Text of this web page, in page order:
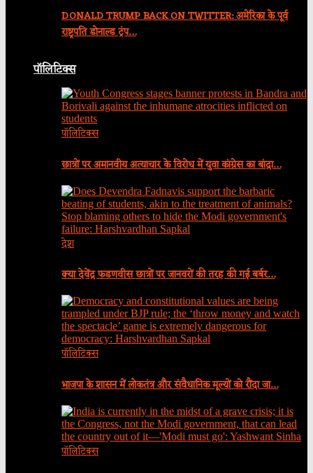
DONALD TRUMP BACK ON TWITTER: अमेरिका के पूर्व
राष्ट्रपति डोनाल्ड ट्रंप…
पॉलिटिक्स
पॉलिटिक्स
छात्रों पर अमानवीय अत्याचार के विरोध में युवा कांग्रेस का बांद्रा…
देश
क्या देवेंद्र फडणवीस छात्रों पर जानवरों की तरह की गई बर्बर…
पॉलिटिक्स
भाजपा के शासन में लोकतंत्र और संवैधानिक मूल्यों को रौंदा जा…
पॉलिटिक्स